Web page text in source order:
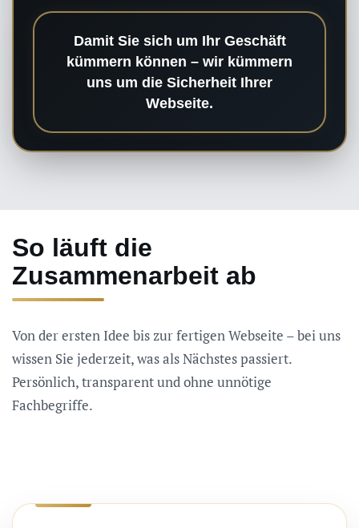
Damit Sie sich um Ihr Geschäft
kümmern können – wir kümmern
uns um die Sicherheit Ihrer
Webseite.
So läuft die
Zusammenarbeit ab
Von der ersten Idee bis zur fertigen Webseite – bei uns
wissen Sie jederzeit, was als Nächstes passiert.
Persönlich, transparent und ohne unnötige
Fachbegriffe.